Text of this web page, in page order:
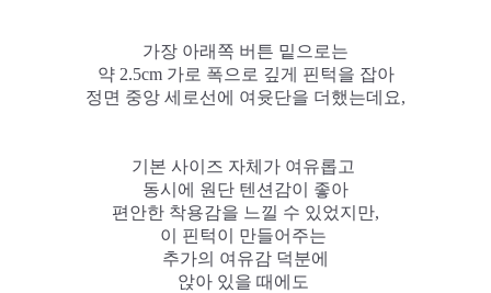
가장 아래쪽 버튼 밑으로는
약 2.5cm 가로 폭으로 깊게 핀턱을 잡아
정면 중앙 세로선에 여윳단을 더했는데요,
기본 사이즈 자체가 여유롭고
동시에 원단 텐션감이 좋아
편안한 착용감을 느낄 수 있었지만,
이 핀턱이 만들어주는
추가의 여유감 덕분에
앉아 있을 때에도